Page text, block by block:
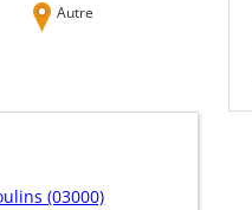
Autre
(03000)